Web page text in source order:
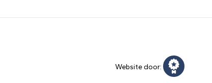
Website door: